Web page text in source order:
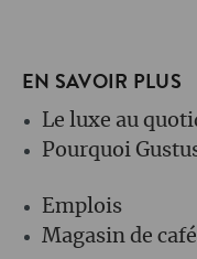
EN SAVOIR PLUS
Le luxe au
Pourquoi
Emplois
Magasin de café